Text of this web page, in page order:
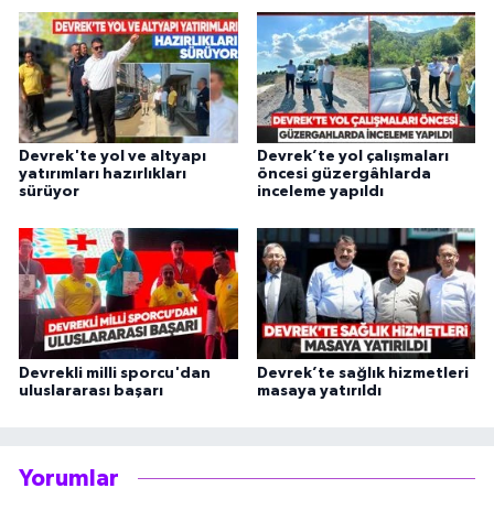
Devrek'te yol ve altyapı
yatırımları hazırlıkları
sürüyor
Devrek’te yol çalışmaları
öncesi güzergâhlarda
inceleme yapıldı
Devrekli milli sporcu'dan
uluslararası başarı
Devrek’te sağlık hizmetleri
masaya yatırıldı
Yorumlar